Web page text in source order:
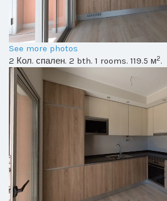
See more photos
2 Кол. спален. 2 bth. 1 rooms. 119.5 м2.